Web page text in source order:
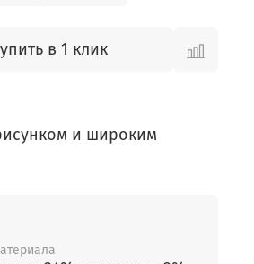
в 1 клик
и широким